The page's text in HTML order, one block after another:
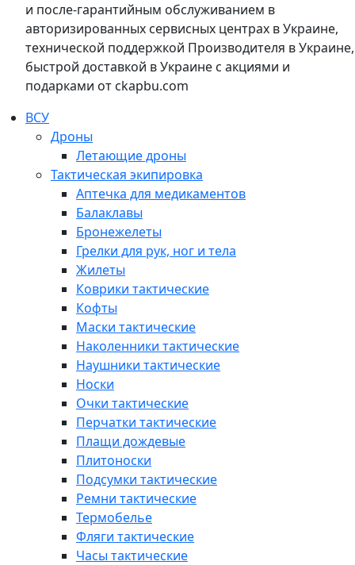
и после-гарантийным обслуживанием в
авторизированных сервисных центрах в Украине,
технической поддержкой Производителя в Украине,
быстрой доставкой в Украине с акциями и
подарками от ckapbu.com
ВСУ
Дроны
Летающие дроны
Тактическая экипировка
Аптечка для медикаментов
Балаклавы
Бронежелеты
Грелки для рук, ног и тела
Жилеты
Коврики тактические
Кофты
Маски тактические
Наколенники тактические
Наушники тактические
Носки
Очки тактические
Перчатки тактические
Плащи дождевые
Плитоноски
Подсумки тактические
Ремни тактические
Термобелье
Фляги тактические
Часы тактические